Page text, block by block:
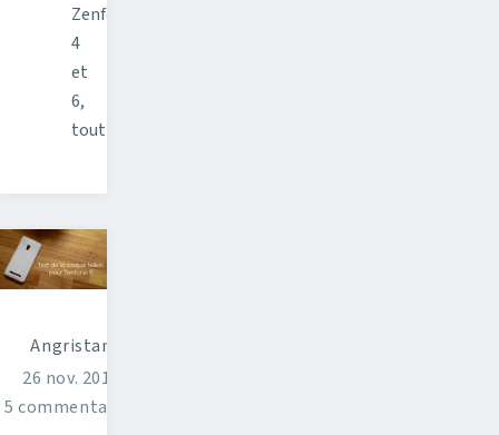
Zenfone
4
et
6,
tout…
Angristan
26 nov. 2014
5 commentaires